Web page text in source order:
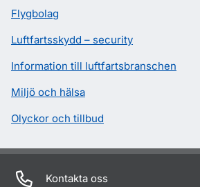
Flygbolag
Luftfartsskydd – security
Information till luftfartsbranschen
Miljö och hälsa
Olyckor och tillbud
Kontakta oss